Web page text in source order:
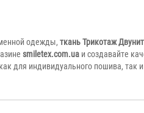
одежды, ткань Трикотаж
smiletex.com.uaи создавайте
для индивидуального пошива, так